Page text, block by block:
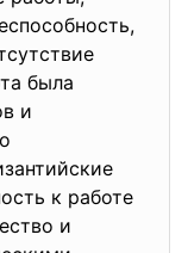
была
и
к работе
и